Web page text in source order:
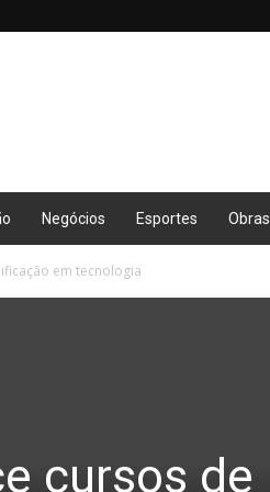
Negócios Esportes Obras
em tecnologia
cursos de